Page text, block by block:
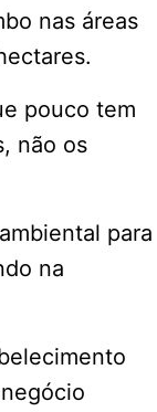
nas áreas
pouco tem
não os
para
na